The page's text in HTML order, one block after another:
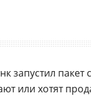
запустил
или хотят